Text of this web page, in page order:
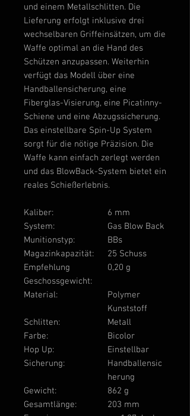
und einem Metallschlitten. Die
Lieferung erfolgt inklusive drei
wechselbaren Griffeinsätzen, um die
Waffe optimal an die Hand des
Schützen anzupassen. Weiterhin
verfügt das Modell über eine
Handballensicherung, eine
Fiberglas-Visierung, eine Picatinny-
Schiene und eine Abzugssicherung.
Das einstellbare Spin-Up System
sorgt für die nötige Präzision. Die
Waffe kann einfach zerlegt werden
und das BlowBack-System bietet ein
reales Schießerlebnis.
Kaliber:
6 mm
System:
Gas Blow Back
Munitionstyp:
BBs
Magazinkapazität:
25 Schuss
Empfehlung
Geschossgewicht:
0,20 g
Material:
Polymer
Kunststoff
Schlitten:
Metall
Farbe:
Bicolor
Hop Up:
Einstellbar
Sicherung:
Handballensic
herung
Gewicht:
862 g
Gesamtlänge:
203 mm